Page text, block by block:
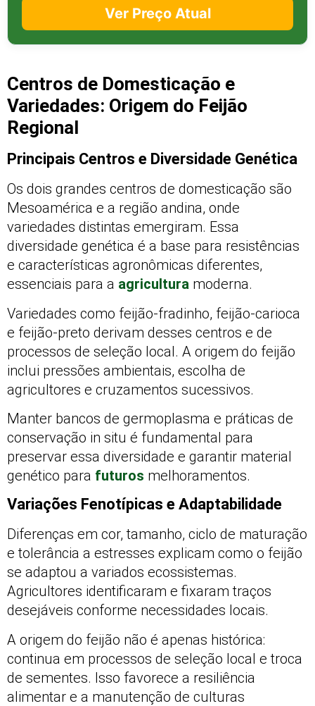
Ver Preço Atual
Centros de Domesticação e
Variedades: Origem do Feijão
Regional
Principais Centros e Diversidade Genética
Os dois grandes centros de domesticação são
Mesoamérica e a região andina, onde
variedades distintas emergiram. Essa
diversidade genética é a base para resistências
e características agronômicas diferentes,
essenciais para a agricultura moderna.
Variedades como feijão-fradinho, feijão-carioca
e feijão-preto derivam desses centros e de
processos de seleção local. A origem do feijão
inclui pressões ambientais, escolha de
agricultores e cruzamentos sucessivos.
Manter bancos de germoplasma e práticas de
conservação in situ é fundamental para
preservar essa diversidade e garantir material
genético para futuros melhoramentos.
Variações Fenotípicas e Adaptabilidade
Diferenças em cor, tamanho, ciclo de maturação
e tolerância a estresses explicam como o feijão
se adaptou a variados ecossistemas.
Agricultores identificaram e fixaram traços
desejáveis conforme necessidades locais.
A origem do feijão não é apenas histórica:
continua em processos de seleção local e troca
de sementes. Isso favorece a resiliência
alimentar e a manutenção de culturas